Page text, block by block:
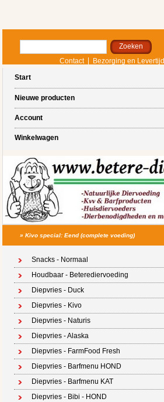
Contact Bezorging en Levertijd
Start
Nieuwe producten
Account
Winkelwagen
»Kivo special: Eend (complete voeding)
Snacks - Normaal
Houdbaar - Beterediervoeding
Diepvries - Duck
Diepvries - Kivo
Diepvries - Naturis
Diepvries - Alaska
Diepvries - FarmFood Fresh
Diepvries - Barfmenu HOND
Diepvries - Barfmenu KAT
Diepvries - Bibi - HOND